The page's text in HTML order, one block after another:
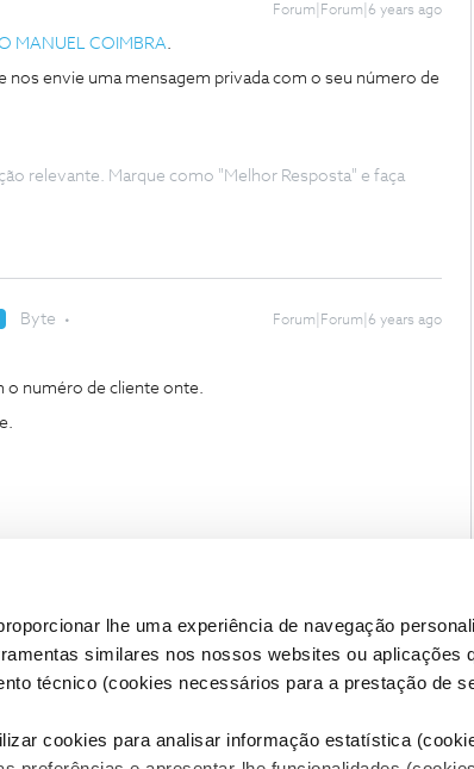
lhe uma experiência de navegação
similares nos nossos websites ou aplicações
técnico (cookies necessários para a prestação de
cookies para analisar informação estatística
Forum|Forum|6 years ago
MANUEL COIMBRA.
nos envie uma mensagem privada com o seu número de
relevante. Marque como "Melhor Resposta" e faça
Byte Forum|Forum|6 years ago
o numéro de cliente onte.